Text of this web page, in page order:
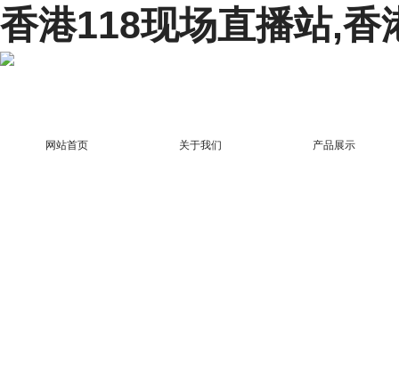
香港118现场直播站,香
网站首页 关于我们 产品展示